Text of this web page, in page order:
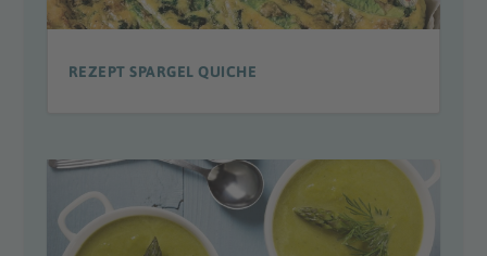
REZEPT SPARGEL QUICHE